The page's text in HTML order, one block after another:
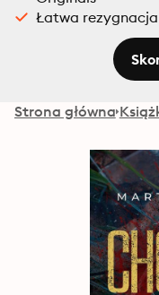
Łatwa
Strona główna